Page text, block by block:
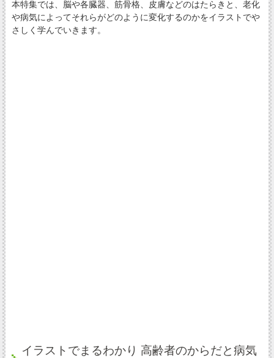
本特集では、脳や各臓器、筋骨格、皮膚などのはたらきと、老化
や病気によってそれらがどのように変化するのかをイラストでや
さしく学んでいきます。
イラストでまるわかり 高齢者のからだと病気